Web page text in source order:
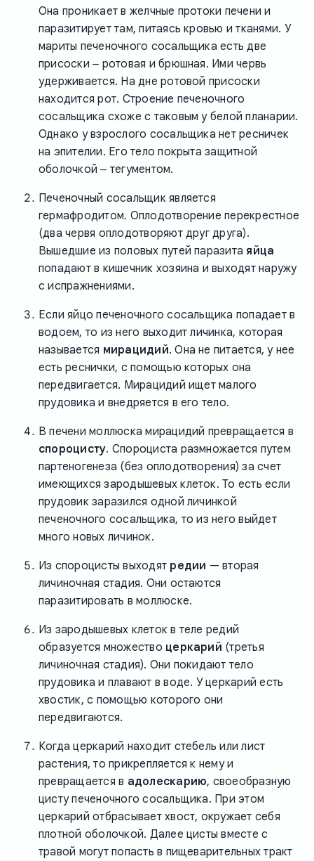
Она проникает в желчные протоки печени и
паразитирует там, питаясь кровью и тканями. У
мариты печеночного сосальщика есть две
присоски ‒ ротовая и брюшная. Ими червь
удерживается. На дне ротовой присоски
находится рот. Строение печеночного
сосальщика схоже с таковым у белой планарии.
Однако у взрослого сосальщика нет ресничек
на эпителии. Его тело покрыта защитной
оболочкой ‒ тегументом.
Печеночный сосальщик является
гермафродитом. Оплодотворение перекрестное
(два червя оплодотворяют друг друга).
Вышедшие из половых путей паразитаяйца
попадают в кишечник хозяина и выходят наружу
с испражнениями.
Если яйцо печеночного сосальщика попадает в
водоем, то из него выходит личинка, которая
называется мирацидий. Она не питается, у нее
есть реснички, с помощью которых она
передвигается. Мирацидий ищет малого
прудовика и внедряется в его тело.
В печени моллюска мирацидий превращается в
спороцисту. Спороциста размножается путем
партеногенеза (без оплодотворения) за счет
имеющихся зародышевых клеток. То есть если
прудовик заразился одной личинкой
печеночного сосальщика, то из него выйдет
много новых личинок.
Из спороцисты выходят редии — вторая
личиночная стадия. Они остаются
паразитировать в моллюске.
Из зародышевых клеток в теле редий
образуется множество церкарий (третья
личиночная стадия). Они покидают тело
прудовика и плавают в воде. У церкарий есть
хвостик, с помощью которого они
передвигаются.
Когда церкарий находит стебель или лист
растения, то прикрепляется к нему и
превращается в адолескарию, своеобразную
цисту печеночного сосальщика. При этом
церкарий отбрасывает хвост, окружает себя
плотной оболочкой. Далее цисты вместе с
травой могут попасть в пищеварительных тракт